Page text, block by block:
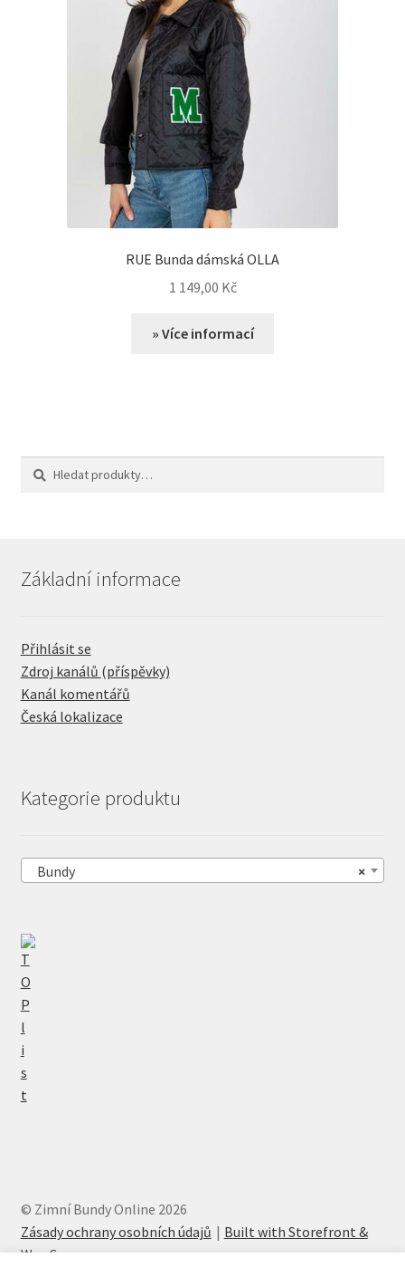
RUE Bunda dámská OLLA
1 149,00 Kč
» Více informací
Hledat:
Hledat
Základní informace
Přihlásit se
Zdroj kanálů (příspěvky)
Kanál komentářů
Česká lokalizace
Kategorie produktu
×
Bundy
© Zimní Bundy Online 2026
Zásady ochrany osobních údajů
Built with Storefront &
WooCommerce.